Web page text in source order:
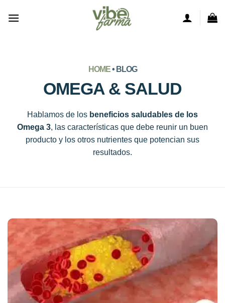
HOME• BLOG
OMEGA & SALUD
Hablamos de los beneficios saludables de los
Omega 3, las características que debe reunir un buen
producto y los otros nutrientes que potencian sus
resultados.